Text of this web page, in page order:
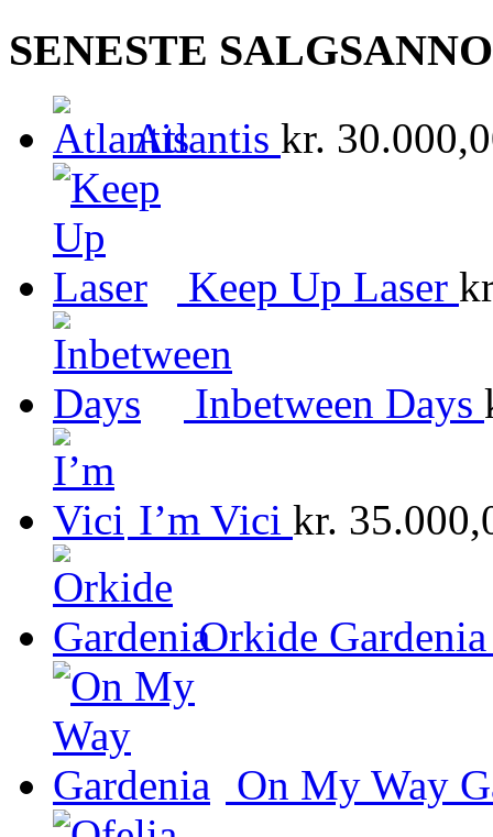
SENESTE
Atlantis kr.
Keep Up Laser
Inbetween Days
I’m Vici kr.
Orkide Gardenia
On My Way